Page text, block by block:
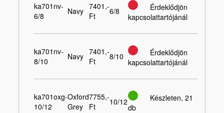
ka701nv-
6/8
Navy 7401,-
Ft
6/8
Érdeklődjön
kapcsolattartójánál
ka701nv-
8/10
Navy 7401,-
Ft
8/10
Érdeklődjön
kapcsolattartójánál
ka701oxg-
10/12
Oxford
Grey
7755,-
Ft
10/12
Készleten, 21
db